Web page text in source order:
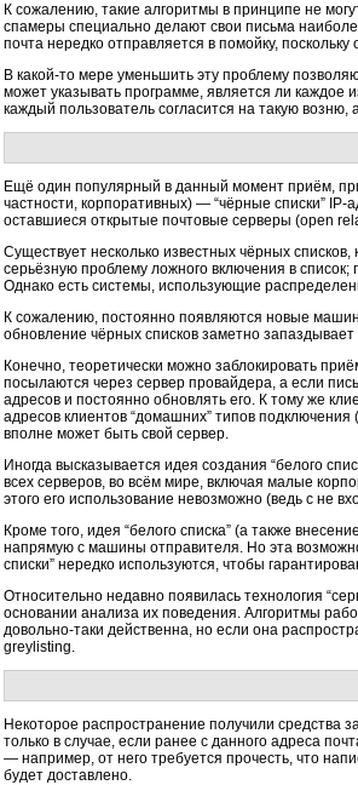
К сожалению, такие алгоритмы в принципе не
спамеры специально делают свои письма
почта нередко отправляется в помойку,
В какой-то мере уменьшить эту проблему
может указывать программе, является ли
каждый пользователь согласится на такую
Ещё один популярный в данный момент приём,
частности, корпоративных) — “чёрные списки” IP-
оставшиеся открытые почтовые серверы (open
Существует несколько известных чёрных
серьёзную проблему ложного включения в список;
Однако есть системы, использующие
К сожалению, постоянно появляются новые
обновление чёрных списков заметно
Конечно, теоретически можно заблокировать
посылаются через сервер провайдера, а если
адресов и постоянно обновлять его. К тому же
адресов клиентов “домашних” типов
вполне может быть свой сервер.
Иногда высказывается идея создания “белого
всех серверов, во всём мире, включая малые
этого его использование невозможно (ведь с не
Кроме того, идея “белого списка” (а также
напрямую с машины отправителя. Но эта
списки” нередко используются, чтобы
Относительно недавно появилась технология
основании анализа их поведения. Алгоритмы
довольно-таки действенна, но если она
greylisting.
Некоторое распространение получили средства
только в случае, если ранее с данного адреса
— например, от него требуется прочесть, что
будет доставлено.